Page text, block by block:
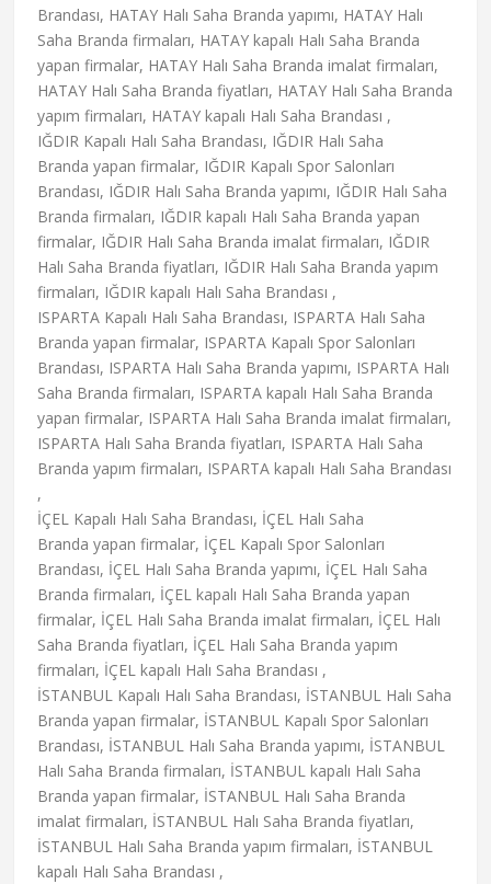
Brandası, HATAY Halı Saha Branda yapımı, HATAY Halı
Saha Branda firmaları, HATAY kapalı Halı Saha Branda
yapan firmalar, HATAY Halı Saha Branda imalat firmaları,
HATAY Halı Saha Branda fiyatları, HATAY Halı Saha Branda
yapım firmaları, HATAY kapalı Halı Saha Brandası ,
IĞDIR Kapalı Halı Saha Brandası, IĞDIR Halı Saha
Branda yapan firmalar, IĞDIR Kapalı Spor Salonları
Brandası, IĞDIR Halı Saha Branda yapımı, IĞDIR Halı Saha
Branda firmaları, IĞDIR kapalı Halı Saha Branda yapan
firmalar, IĞDIR Halı Saha Branda imalat firmaları, IĞDIR
Halı Saha Branda fiyatları, IĞDIR Halı Saha Branda yapım
firmaları, IĞDIR kapalı Halı Saha Brandası ,
ISPARTA Kapalı Halı Saha Brandası, ISPARTA Halı Saha
Branda yapan firmalar, ISPARTA Kapalı Spor Salonları
Brandası, ISPARTA Halı Saha Branda yapımı, ISPARTA Halı
Saha Branda firmaları, ISPARTA kapalı Halı Saha Branda
yapan firmalar, ISPARTA Halı Saha Branda imalat firmaları,
ISPARTA Halı Saha Branda fiyatları, ISPARTA Halı Saha
Branda yapım firmaları, ISPARTA kapalı Halı Saha Brandası
,
İÇEL Kapalı Halı Saha Brandası, İÇEL Halı Saha
Branda yapan firmalar, İÇEL Kapalı Spor Salonları
Brandası, İÇEL Halı Saha Branda yapımı, İÇEL Halı Saha
Branda firmaları, İÇEL kapalı Halı Saha Branda yapan
firmalar, İÇEL Halı Saha Branda imalat firmaları, İÇEL Halı
Saha Branda fiyatları, İÇEL Halı Saha Branda yapım
firmaları, İÇEL kapalı Halı Saha Brandası ,
İSTANBUL Kapalı Halı Saha Brandası, İSTANBUL Halı Saha
Branda yapan firmalar, İSTANBUL Kapalı Spor Salonları
Brandası, İSTANBUL Halı Saha Branda yapımı, İSTANBUL
Halı Saha Branda firmaları, İSTANBUL kapalı Halı Saha
Branda yapan firmalar, İSTANBUL Halı Saha Branda
imalat firmaları, İSTANBUL Halı Saha Branda fiyatları,
İSTANBUL Halı Saha Branda yapım firmaları, İSTANBUL
kapalı Halı Saha Brandası ,